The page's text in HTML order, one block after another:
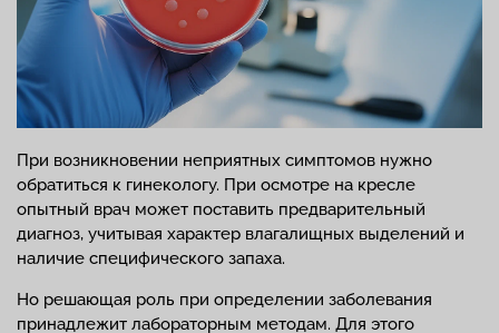
При возникновении неприятных симптомов нужно
обратиться к гинекологу. При осмотре на кресле
опытный врач может поставить предварительный
диагноз, учитывая характер влагалищных выделений и
наличие специфического запаха.
Но решающая роль при определении заболевания
принадлежит лабораторным методам. Для этого